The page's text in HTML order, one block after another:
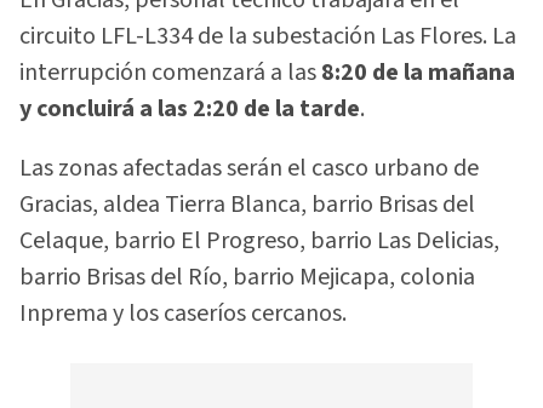
circuito LFL-L334 de la subestación Las Flores. La
interrupción comenzará a las8:20 de la mañana
y concluirá a las 2:20 de la tarde.
Las zonas afectadas serán el casco urbano de
Gracias, aldea Tierra Blanca, barrio Brisas del
Celaque, barrio El Progreso, barrio Las Delicias,
barrio Brisas del Río, barrio Mejicapa, colonia
Inprema y los caseríos cercanos.